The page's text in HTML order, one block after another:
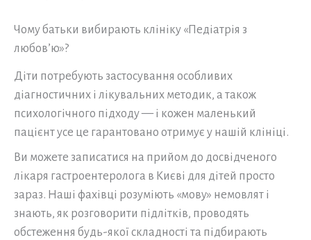
Чому батьки вибирають клініку «Педіатрія з
любов’ю»?
Діти потребують застосування особливих
діагностичних і лікувальних методик, а також
психологічного підходу — і кожен маленький
пацієнт усе це гарантовано отримує у нашій клініці.
Ви можете записатися на прийом до досвідченого
лікаря гастроентеролога в Києві для дітей просто
зараз. Наші фахівці розуміють «мову» немовлят і
знають, як розговорити підлітків, проводять
обстеження будь-якої складності та підбирають